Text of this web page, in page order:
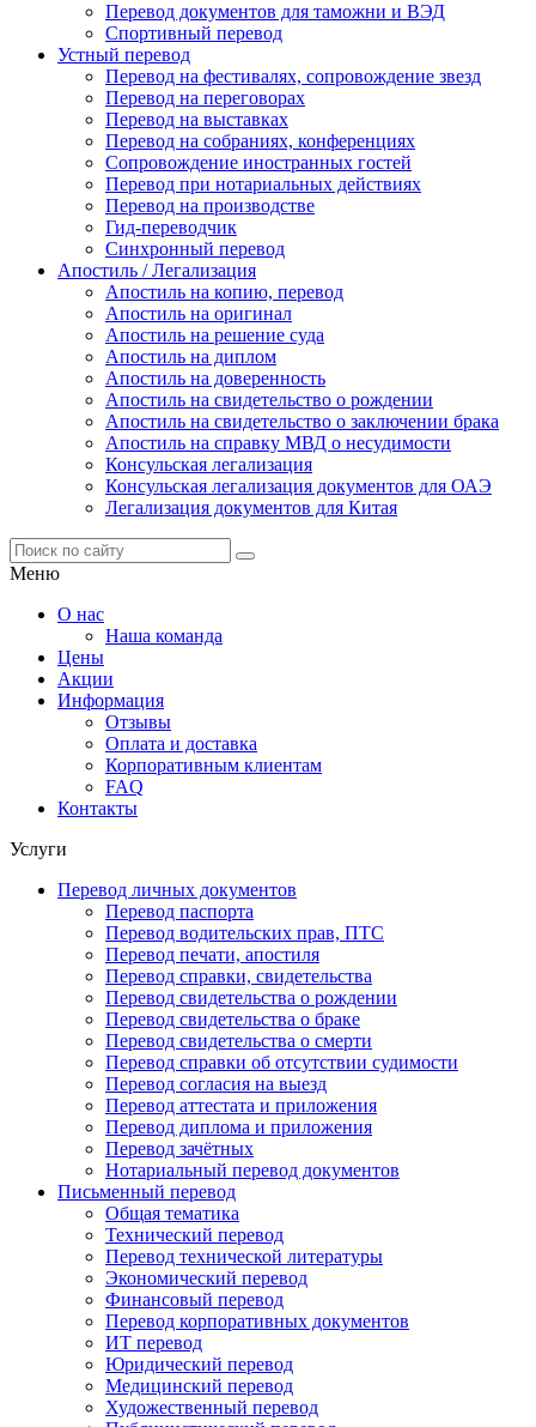
Перевод документов для таможни и ВЭД
Спортивный перевод
Устный перевод
Перевод на фестивалях, сопровождение звезд
Перевод на переговорах
Перевод на выставках
Перевод на собраниях, конференциях
Сопровождение иностранных гостей
Перевод при нотариальных действиях
Перевод на производстве
Гид-переводчик
Синхронный перевод
Апостиль / Легализация
Апостиль на копию, перевод
Апостиль на оригинал
Апостиль на решение суда
Апостиль на диплом
Апостиль на доверенность
Апостиль на свидетельство о рождении
Апостиль на свидетельство о заключении брака
Апостиль на справку МВД о несудимости
Консульская легализация
Консульская легализация документов для ОАЭ
Легализация документов для Китая
Меню
О нас
Наша команда
Цены
Акции
Информация
Отзывы
Оплата и доставка
Корпоративным клиентам
FAQ
Контакты
Услуги
Перевод личных документов
Перевод паспорта
Перевод водительских прав, ПТС
Перевод печати, апостиля
Перевод справки, свидетельства
Перевод свидетельства о рождении
Перевод свидетельства о браке
Перевод свидетельства о смерти
Перевод справки об отсутствии судимости
Перевод согласия на выезд
Перевод аттестата и приложения
Перевод диплома и приложения
Перевод зачётных
Нотариальный перевод документов
Письменный перевод
Общая тематика
Технический перевод
Перевод технической литературы
Экономический перевод
Финансовый перевод
Перевод корпоративных документов
ИТ перевод
Юридический перевод
Медицинский перевод
Художественный перевод